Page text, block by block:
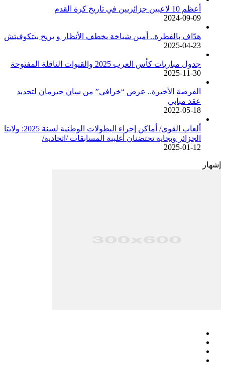
أعظم 10 لاعبين جزائريين في تاريخ كرة القدم
2024-09-09
هدّاف بالفطرة.. أمين شياخة يخطف الأنظار و يريح بيتكوفيتش
2025-04-23
جدول مباريات كأس العرب 2025 والقنوات الناقلة المفتوحة
2025-11-30
الفرصة الأخيرة.. عرض “خرافي” من سان جيرمان لتجديد
عقد مبابي
2022-05-18
ألعاب القوى/ أماكن إجراء البطولات الوطنية لسنة 2025: ولايتا
الجزائر وبجاية تحتضنان أغلبية المسابقات /اتحادية/
2025-01-12
إشهار